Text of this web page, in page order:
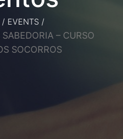
/ EVENTS /
– CURSO
SOCORROS